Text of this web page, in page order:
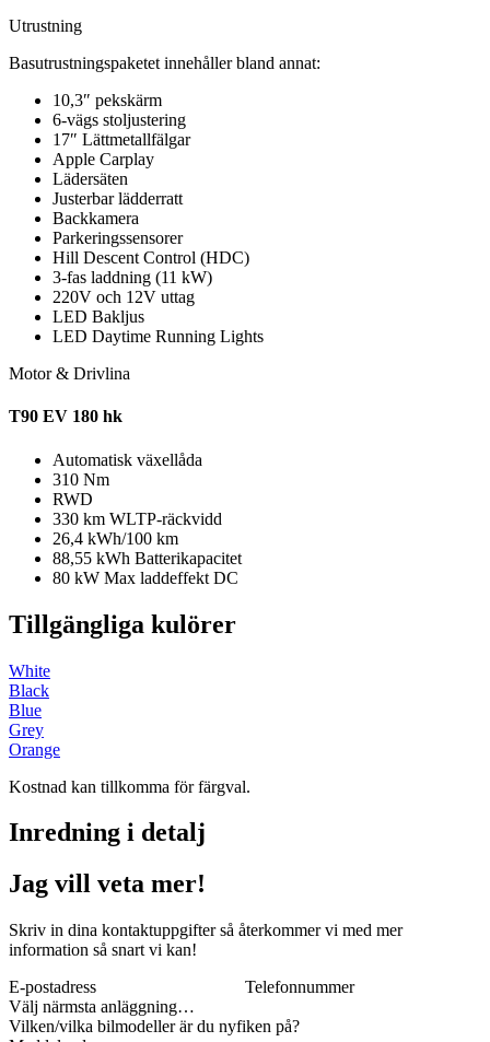
Utrustning
Basutrustningspaketet innehåller bland annat:
10,3″ pekskärm
6-vägs stoljustering
17″ Lättmetallfälgar
Apple Carplay
Lädersäten
Justerbar lädderratt
Backkamera
Parkeringssensorer
Hill Descent Control (HDC)
3-fas laddning (11 kW)
220V och 12V uttag
LED Bakljus
LED Daytime Running Lights
Motor & Drivlina
T90 EV 180 hk
Automatisk växellåda
310 Nm
RWD
330 km WLTP-räckvidd
26,4 kWh/100 km
88,55 kWh Batterikapacitet
80 kW Max laddeffekt DC
Tillgängliga kulörer
White
Black
Blue
Grey
Orange
Kostnad kan tillkomma för färgval.
Inredning i detalj
Jag vill veta mer!
Skriv in dina kontaktuppgifter så återkommer vi med mer
information så snart vi kan!